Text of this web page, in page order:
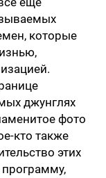
которые
джунглях
фото
кто также
этих